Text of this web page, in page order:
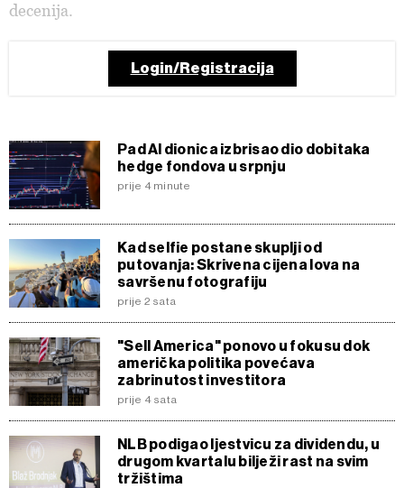
decenija.
Login/Registracija
Pad AI dionica izbrisao dio dobitaka
hedge fondova u srpnju
prije 4 minute
Kad selfie postane skuplji od
putovanja: Skrivena cijena lova na
savršenu fotografiju
prije 2 sata
"Sell America" ponovo u fokusu dok
američka politika povećava
zabrinutost investitora
prije 4 sata
NLB podigao ljestvicu za dividendu, u
drugom kvartalu bilježi rast na svim
tržištima